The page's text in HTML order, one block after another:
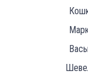
Кошкаров
Васькин
Шевелев